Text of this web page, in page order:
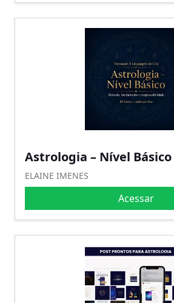
Astrologia – Nível Básico
ELAINE IMENES
Acessar